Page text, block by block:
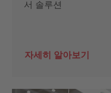
서 솔루션
자세히 알아보기